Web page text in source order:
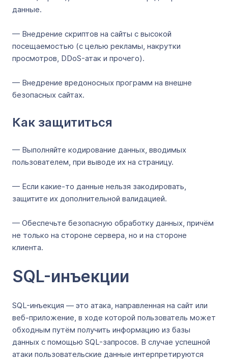
данные.
— Внедрение скриптов на сайты с высокой
посещаемостью (с целью рекламы, накрутки
просмотров, DDoS-атак и прочего).
— Внедрение вредоносных программ на внешне
безопасных сайтах.
Как защититься
— Выполняйте кодирование данных, вводимых
пользователем, при выводе их на страницу.
— Если какие-то данные нельзя закодировать,
защитите их дополнительной валидацией.
— Обеспечьте безопасную обработку данных, причём
не только на стороне сервера, но и на стороне
клиента.
SQL-инъекции
SQL-инъекция — это атака, направленная на сайт или
веб-приложение, в ходе которой пользователь может
обходным путём получить информацию из базы
данных с помощью SQL-запросов. В случае успешной
атаки пользовательские данные интерпретируются